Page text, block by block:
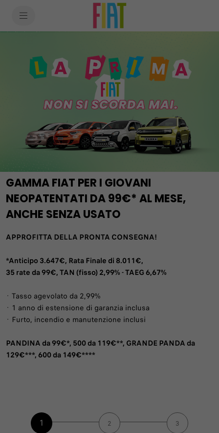
GAMMA FIAT PER I GIOVANI
NEOPATENTATI DA 99€* AL MESE,
ANCHE SENZA USATO
APPROFITTA DELLA PRONTA CONSEGNA!
*Anticipo 3.647€, Rata Finale di 8.011€,
35 rate da 99€, TAN (fisso) 2,99% - TAEG 6,67%
· Tasso agevolato da 2,99%
· 1 anno di estensione di garanzia inclusa
· Furto, incendio e manutenzione inclusi
PANDINA da 99€*, 500 da 119€**, GRANDE PANDA da
129€***, 600 da 149€****
1 2 3